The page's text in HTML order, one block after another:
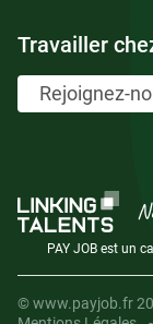
Travailler
Rejoignez-
PAY JOB est un
© www.payjob.fr